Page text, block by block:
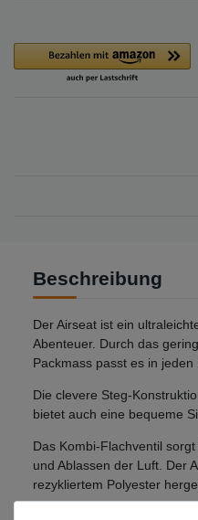
Beschreibung
Der Airseat ist ein
Abenteuer. Durch das
Packmass passt es in jeden
Die clevere Steg-
bietet auch eine bequeme
Das Kombi-Flachventil
und Ablassen der Luft. Der
rezykliertem Polyester